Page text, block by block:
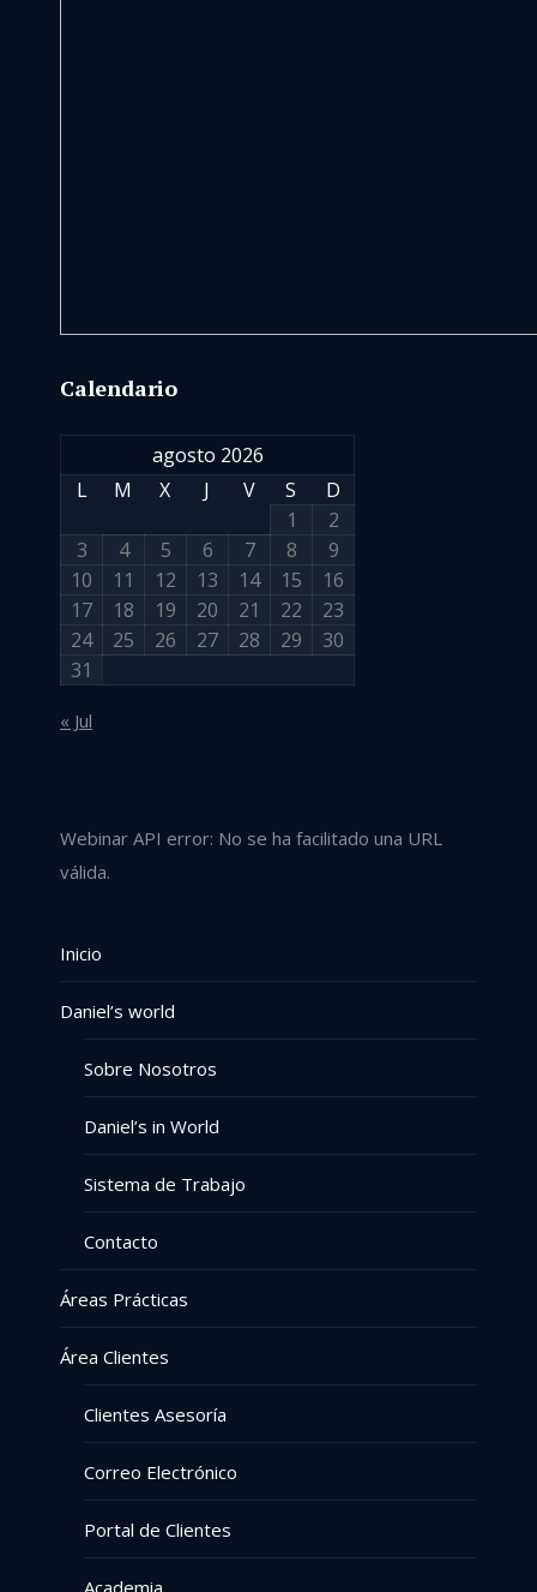
Calendario
agosto 2026
L
M X J V S
D
1
2
3
4 5 6 7 8
9
10
11 12 13 14 15
16
17
18 19 20 21 22
23
24
25 26 27 28 29
30
31
« Jul
Webinar API error: No se ha facilitado una URL
válida.
Inicio
Daniel’s world
Sobre Nosotros
Daniel’s in World
Sistema de Trabajo
Contacto
Áreas Prácticas
Área Clientes
Clientes Asesoría
Correo Electrónico
Portal de Clientes
Academia